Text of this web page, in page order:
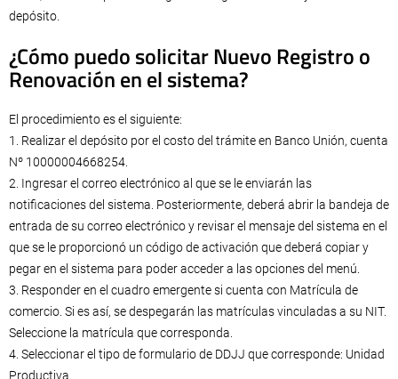
depósito.
¿Cómo puedo solicitar Nuevo Registro o
Renovación en el sistema?
El procedimiento es el siguiente:
1. Realizar el depósito por el costo del trámite en Banco Unión, cuenta
Nº 10000004668254.
2. Ingresar el correo electrónico al que se le enviarán las
notificaciones del sistema. Posteriormente, deberá abrir la bandeja de
entrada de su correo electrónico y revisar el mensaje del sistema en el
que se le proporcionó un código de activación que deberá copiar y
pegar en el sistema para poder acceder a las opciones del menú.
3. Responder en el cuadro emergente si cuenta con Matrícula de
comercio. Si es así, se despegarán las matrículas vinculadas a su NIT.
Seleccione la matrícula que corresponda.
4. Seleccionar el tipo de formulario de DDJJ que corresponde: Unidad
Productiva.